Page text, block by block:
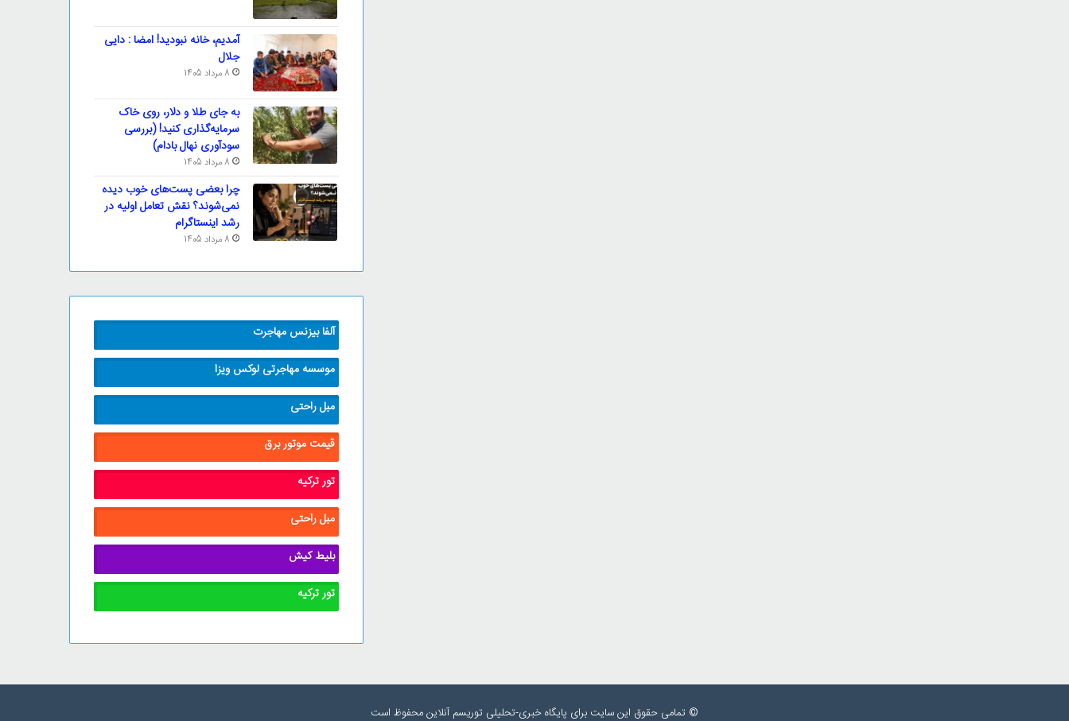
آمدیم، خانه نبودید! امضا : دایی
جلال
8 مرداد 1405
به جای طلا و دلار، روی خاک
سرمایه‌گذاری کنید! (بررسی
سودآوری نهال بادام)
8 مرداد 1405
چرا بعضی پست‌های خوب دیده
نمی‌شوند؟ نقش تعامل اولیه در
رشد اینستاگرام
8 مرداد 1405
آلفا بیزنس مهاجرت
موسسه مهاجرتی لوکس ویزا
مبل راحتی
قیمت موتور برق
تور ترکیه
مبل راحتی
بلیط کیش
تور ترکیه
© تمامی حقوق این سایت برای پایگاه خبری-تحلیلی توریسم آنلاین محفوظ است